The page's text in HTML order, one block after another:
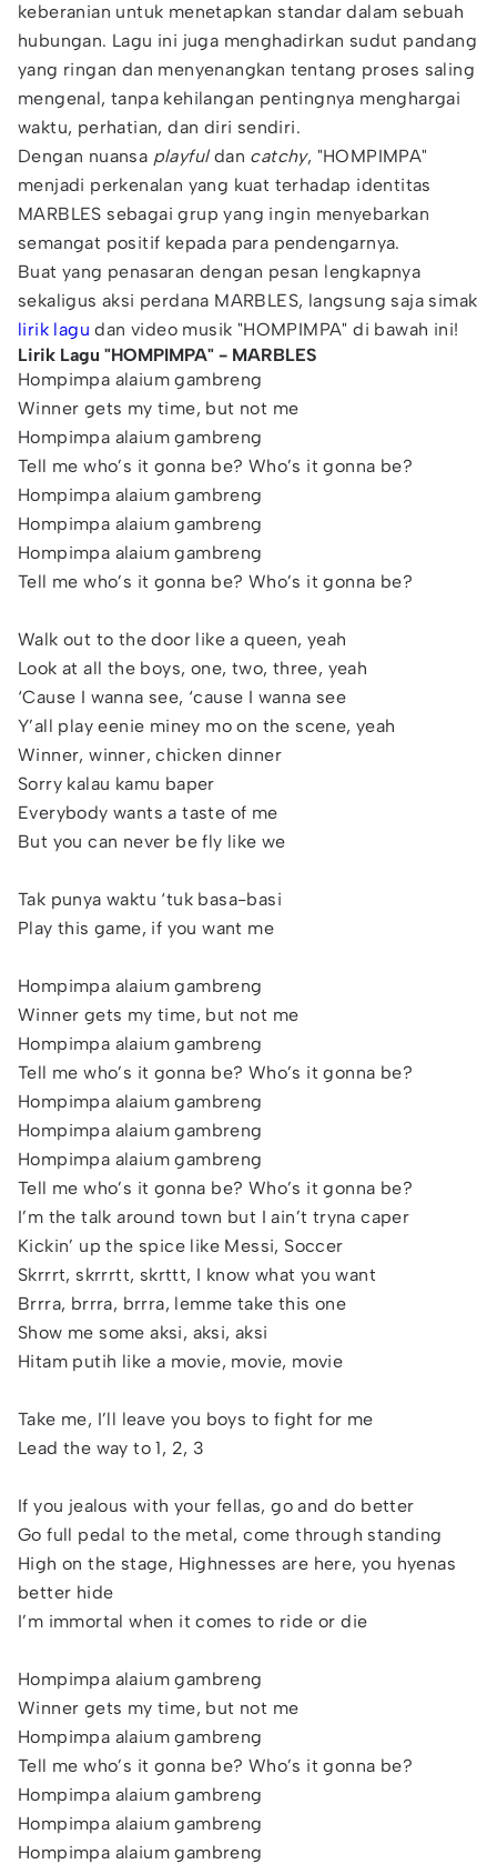
keberanian untuk menetapkan standar dalam sebuah
hubungan. Lagu ini juga menghadirkan sudut pandang
yang ringan dan menyenangkan tentang proses saling
mengenal, tanpa kehilangan pentingnya menghargai
waktu, perhatian, dan diri sendiri.
Dengan nuansa playfuldan catchy, "HOMPIMPA"
menjadi perkenalan yang kuat terhadap identitas
MARBLES sebagai grup yang ingin menyebarkan
semangat positif kepada para pendengarnya.
Buat yang penasaran dengan pesan lengkapnya
sekaligus aksi perdana MARBLES, langsung saja simak
lirik lagu dan video musik "HOMPIMPA" di bawah ini!
Lirik Lagu "HOMPIMPA" - MARBLES
Hompimpa alaium gambreng
Winner gets my time, but not me
Hompimpa alaium gambreng
Tell me who’s it gonna be? Who’s it gonna be?
Hompimpa alaium gambreng
Hompimpa alaium gambreng
Hompimpa alaium gambreng
Tell me who’s it gonna be? Who’s it gonna be?
Walk out to the door like a queen, yeah
Look at all the boys, one, two, three, yeah
‘Cause I wanna see, ‘cause I wanna see
Y’all play eenie miney mo on the scene, yeah
Winner, winner, chicken dinner
Sorry kalau kamu baper
Everybody wants a taste of me
But you can never be fly like we
Tak punya waktu ‘tuk basa-basi
Play this game, if you want me
Hompimpa alaium gambreng
Winner gets my time, but not me
Hompimpa alaium gambreng
Tell me who’s it gonna be? Who’s it gonna be?
Hompimpa alaium gambreng
Hompimpa alaium gambreng
Hompimpa alaium gambreng
Tell me who’s it gonna be? Who’s it gonna be?
I’m the talk around town but I ain’t tryna caper
Kickin’ up the spice like Messi, Soccer
Skrrrt, skrrrtt, skrttt, I know what you want
Brrra, brrra, brrra, lemme take this one
Show me some aksi, aksi, aksi
Hitam putih like a movie, movie, movie
Take me, I’ll leave you boys to fight for me
Lead the way to 1, 2, 3
If you jealous with your fellas, go and do better
Go full pedal to the metal, come through standing
High on the stage, Highnesses are here, you hyenas
better hide
I’m immortal when it comes to ride or die
Hompimpa alaium gambreng
Winner gets my time, but not me
Hompimpa alaium gambreng
Tell me who’s it gonna be? Who’s it gonna be?
Hompimpa alaium gambreng
Hompimpa alaium gambreng
Hompimpa alaium gambreng